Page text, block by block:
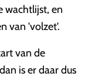
wachtlijst, en
van 'volzet'.
van de
is er daar dus